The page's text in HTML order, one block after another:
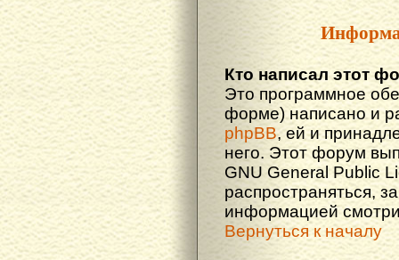
Кто написал этот
Это программное
форме) написано и
phpBB, ей и
него. Этот форум
GNU General Public
распространяться,
информацией
Вернуться к началу